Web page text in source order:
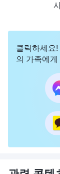
클릭하세요
의 가족에